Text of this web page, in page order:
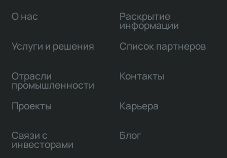
О нас
Услуги и решения
Отрасли
промышленности
Проекты
Связи с
инвесторами
Раскрытие
информации
Список партнеров
Контакты
Карьера
Блог